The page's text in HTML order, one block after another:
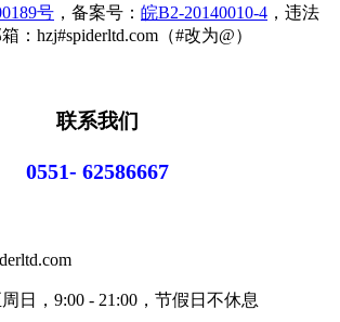
号 ，备案号： 皖B2-20140010-4 ，违法
：hzj#spiderltd.com（#改为@）
联系我们
0551- 62586667
日，9:00 - 21:00，节假日不休息